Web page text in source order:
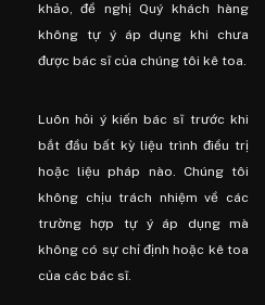
khảo, đề nghị Quý khách hàng
không tự ý áp dụng khi chưa
được bác sĩ của chúng tôi kê toa.
Luôn hỏi ý kiến ​​bác sĩ trước khi
bắt đầu bất kỳ liệu trình điều trị
hoặc liệu pháp nào. Chúng tôi
không chịu trách nhiệm về các
trường hợp tự ý áp dụng mà
không có sự chỉ định hoặc kê toa
của các bác sĩ.